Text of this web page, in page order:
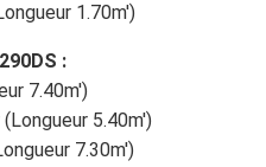
1.70m')
:
7.40m')
5.40m')
7.30m')